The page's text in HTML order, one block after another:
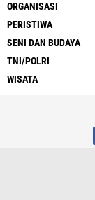
ORGANISASI
PERISTIWA
SENI DAN BUDAYA
TNI/POLRI
WISATA